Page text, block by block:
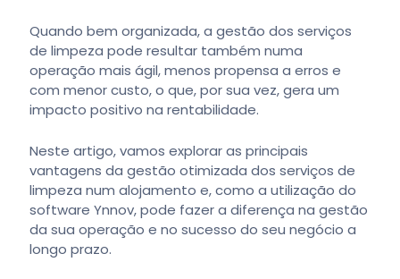
Quando bem organizada, a gestão dos serviços
de limpeza pode resultar também numa
operação mais ágil, menos propensa a erros e
com menor custo, o que, por sua vez, gera um
impacto positivo na rentabilidade.
Neste artigo, vamos explorar as principais
vantagens da gestão otimizada dos serviços de
limpeza num alojamento e, como a utilização do
software Ynnov, pode fazer a diferença na gestão
da sua operação e no sucesso do seu negócio a
longo prazo.